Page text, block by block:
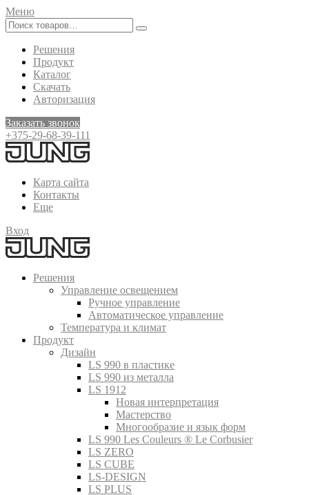
Меню
Решения
Продукт
Каталог
Скачать
Авторизация
Заказать звонок
+375-29-68-39-111
Карта сайта
Контакты
Еще
Вход
Решения
Управление освещением
Ручное управление
Автоматическое управление
Температура и климат
Продукт
Дизайн
LS 990 в пластике
LS 990 из металла
LS 1912
Новая интерпретация
Мастерство
Многообразие и язык форм
LS 990 Les Couleurs ® Le Corbusier
LS ZERO
LS CUBE
LS-DESIGN
LS PLUS